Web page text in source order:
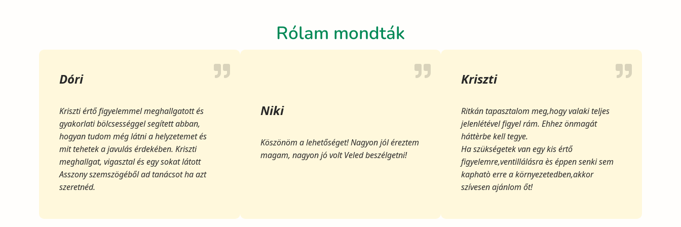
Rólam mondták
Dóri
Kriszti értő figyelemmel meghallgatott és
gyakorlati bölcsességgel segített abban,
hogyan tudom még látni a helyzetemet és
mit tehetek a javulás érdekében. Kriszti
meghallgat, vigasztal és egy sokat látott
Asszony szemszögéből ad tanácsot ha azt
szeretnéd.
Niki
Köszönöm a lehetőséget! Nagyon jól éreztem
magam, nagyon jó volt Veled beszélgetni!
Kriszti
Ritkán tapasztalom meg,hogy valaki teljes
jelenlétével figyel rám. Ehhez önmagát
háttèrbe kell tegye.
Ha szükségetek van egy kis értő
figyelemre,ventillálásra ès éppen senki sem
kaphatò erre a környezetedben,akkor
szívesen ajánlom őt!